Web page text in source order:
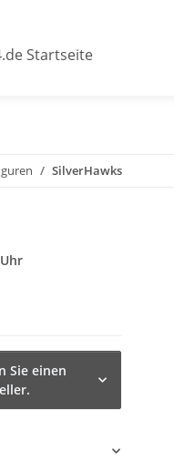
SilverHawks
Sie einen